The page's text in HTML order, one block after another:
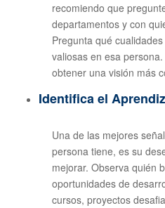
recomiendo que
departamentos y con
Pregunta qué
valiosas en esa
obtener una visión más
Identifica el
Una de las mejores
persona tiene, es su
mejorar. Observa quién
oportunidades de
cursos, proyectos